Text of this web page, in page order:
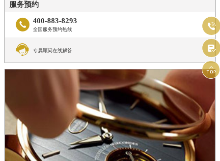
服务预约
 400-883-8293
全国服务预约热线
 专属顾问在线解答


